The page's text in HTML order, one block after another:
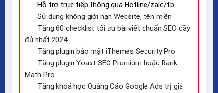
Hỗ trợ trực tiếp thông qua Hotline/zalo/fb
Sử dụng không giới hạn Website, tên miền
Tặng 60 checklist tối ưu bài viết chuẩn SEO đầy
đủ nhất 2024
Tặng plugin bảo mật iThemes Security Pro
Tăng plugin Yoast SEO Premium hoặc Rank
Math Pro
Tặng khoá học Quảng Cáo Google Ads trị giá